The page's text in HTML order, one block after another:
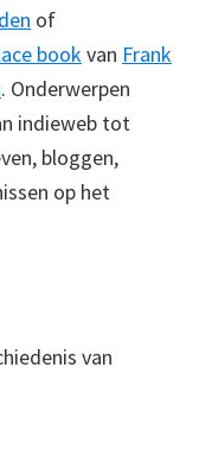
of
bookvan Frank
. Onderwerpen
indieweb tot
bloggen,
op het
van